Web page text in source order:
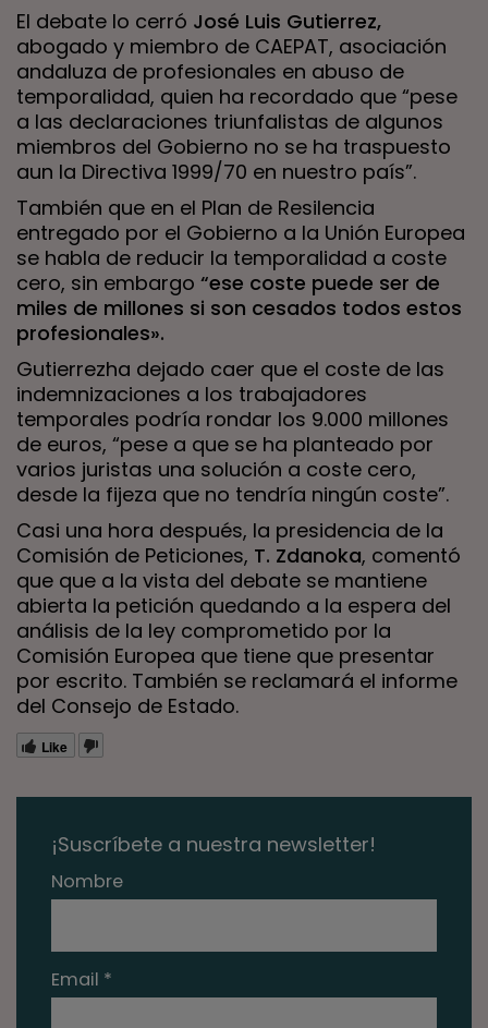
El debate lo cerró José Luis Gutierrez,
abogado y miembro de CAEPAT, asociación
andaluza de profesionales en abuso de
temporalidad, quien ha recordado que “pese
a las declaraciones triunfalistas de algunos
miembros del Gobierno no se ha traspuesto
aun la Directiva 1999/70 en nuestro país”.
También que en el Plan de Resilencia
entregado por el Gobierno a la Unión Europea
se habla de reducir la temporalidad a coste
cero, sin embargo “ese coste puede ser de
miles de millones si son cesados todos estos
profesionales».
Gutierrezha dejado caer que el coste de las
indemnizaciones a los trabajadores
temporales podría rondar los 9.000 millones
de euros, “pese a que se ha planteado por
varios juristas una solución a coste cero,
desde la fijeza que no tendría ningún coste”.
Casi una hora después, la presidencia de la
Comisión de Peticiones, T. Zdanoka, comentó
que que a la vista del debate se mantiene
abierta la petición quedando a la espera del
análisis de la ley comprometido por la
Comisión Europea que tiene que presentar
por escrito. También se reclamará el informe
del Consejo de Estado.
Like
¡Suscríbete a nuestra newsletter!
Nombre
Email *